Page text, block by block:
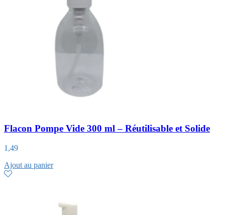
Flacon Pompe Vide 300 ml – Réutilisable et Solide
1,49
Ajout au panier